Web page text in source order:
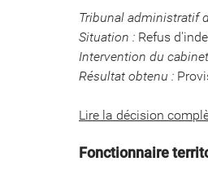
Tribunal administratif
Situation : Refus
Intervention du
Résultat obtenu :
Lire la décision
Fonctionnaire